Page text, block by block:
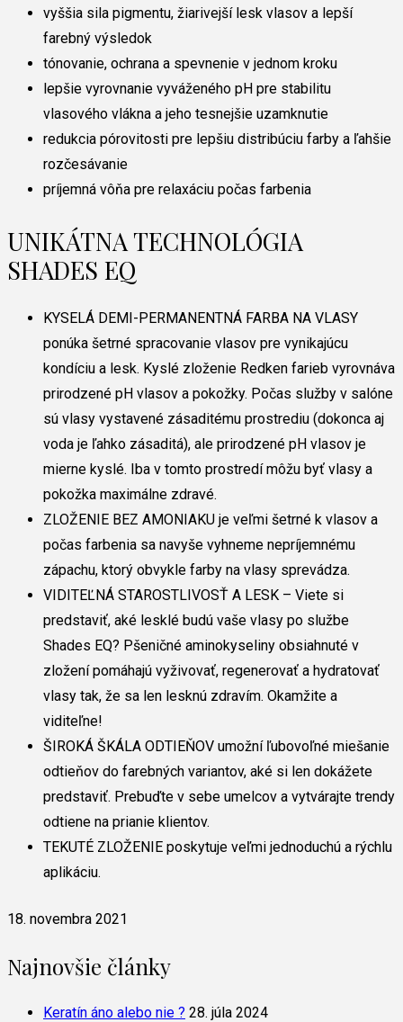
vyššia sila pigmentu, žiarivejší lesk vlasov a lepší
farebný výsledok
tónovanie, ochrana a spevnenie v jednom kroku
lepšie vyrovnanie vyváženého pH pre stabilitu
vlasového vlákna a jeho tesnejšie uzamknutie
redukcia pórovitosti pre lepšiu distribúciu farby a ľahšie
rozčesávanie
príjemná vôňa pre relaxáciu počas farbenia
UNIKÁTNA TECHNOLÓGIA
SHADES EQ
KYSELÁ DEMI-PERMANENTNÁ FARBA NA VLASY
ponúka šetrné spracovanie vlasov pre vynikajúcu
kondíciu a lesk. Kyslé zloženie Redken farieb vyrovnáva
prirodzené pH vlasov a pokožky. Počas služby v salóne
sú vlasy vystavené zásaditému prostrediu (dokonca aj
voda je ľahko zásaditá), ale prirodzené pH vlasov je
mierne kyslé. Iba v tomto prostredí môžu byť vlasy a
pokožka maximálne zdravé.
ZLOŽENIE BEZ AMONIAKU je veľmi šetrné k vlasov a
počas farbenia sa navyše vyhneme nepríjemnému
zápachu, ktorý obvykle farby na vlasy sprevádza.
VIDITEĽNÁ STAROSTLIVOSŤ A LESK – Viete si
predstaviť, aké lesklé budú vaše vlasy po službe
Shades EQ? Pšeničné aminokyseliny obsiahnuté v
zložení pomáhajú vyživovať, regenerovať a hydratovať
vlasy tak, že sa len lesknú zdravím. Okamžite a
viditeľne!
ŠIROKÁ ŠKÁLA ODTIEŇOV umožní ľubovoľné miešanie
odtieňov do farebných variantov, aké si len dokážete
predstaviť. Prebuďte v sebe umelcov a vytvárajte trendy
odtiene na prianie klientov.
TEKUTÉ ZLOŽENIE poskytuje veľmi jednoduchú a rýchlu
aplikáciu.
18. novembra 2021
Najnovšie články
Keratín áno alebo nie ? 28. júla 2024